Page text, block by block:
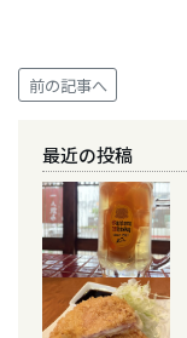
前の記事へ
最近の投稿